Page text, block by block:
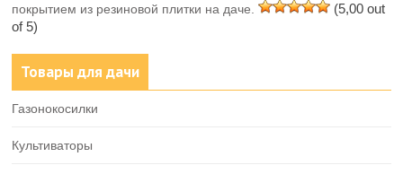
покрытием из резиновой плитки на даче.
(5,00 out
of 5)
Товары для дачи
Газонокосилки
Культиваторы